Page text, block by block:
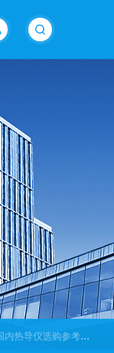
热导仪选购参考，热门品牌及实力供应商盘点